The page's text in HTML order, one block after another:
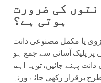
کی ضرورت
ہوتی ہے؟
یا مکمل مصنوعی دانت
پر پلیک آسانی سے جمع ہو
پہنے جائیں، تو یہ اہم
برقرار رکھی جائے ورنہ